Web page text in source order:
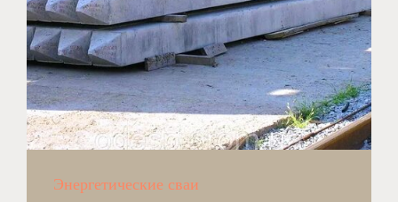
Энергетические сваи